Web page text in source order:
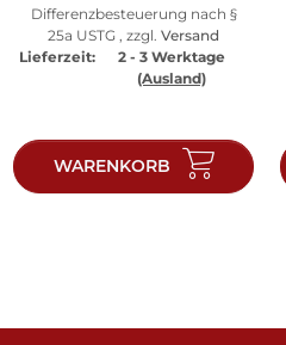
Differenzbesteuerung nach §
25a USTG , zzgl. Versand
Lieferzeit:
2 - 3 Werktage
(Ausland)
WARENKORB